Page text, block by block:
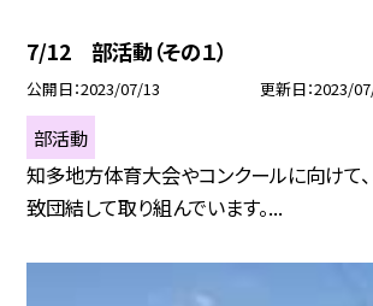
7/12 部活動（その１）
公開日 2023/07/13 更新日 2023/
部活動
知多地方体育大会やコンクールに向けて
致団結して取り組んでいます。...